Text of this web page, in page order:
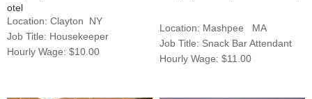
otel
Location: Clayton NY
Job Title: Housekeeper
Hourly Wage: $10.00
Location: Mashpee MA
Job Title: Snack Bar Attendant
Hourly Wage: $11.00